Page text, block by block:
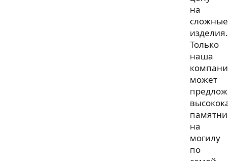
на
сложные
изделия.
Только
наша
может
на
могилу
по